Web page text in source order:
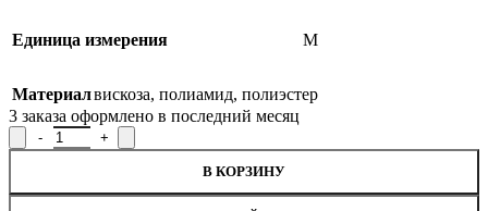
Единица измерения М
Материалвискоза, полиамид, полиэстер
3 заказа оформлено в последний месяц
В КОРЗИНУ